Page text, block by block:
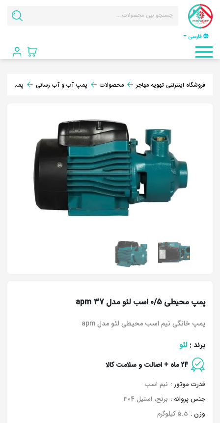
فارسی
فروشگاه اینترنتی تهویه مهاجر محصولات پمپ آب و آب رسانی پمپ آب
پمپ محیطی 0/5 اسب لئو مدل apm 37
پمپ خانگی نیم اسب محیطی لئو مدل apm
برند : لئو
24 ماه + اصالت و سلامت کالا
قدرت موتور : نیم اسب
جنس پروانه : برنج، استیل 304
وزن : 5.5 کیلوگرم